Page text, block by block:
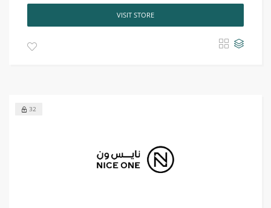
VISIT STORE
32